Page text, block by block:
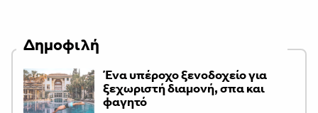
Δημοφιλή
Ένα υπέροχο ξενοδοχείο για
ξεχωριστή διαμονή, σπα και
φαγητό